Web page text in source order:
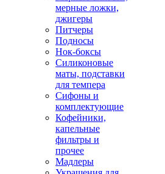
мерные ложки,
джигеры
Питчеры
Подносы
Нок-боксы
Силиконовые
маты, подставки
для темпера
Сифоны и
комплектующие
Кофейники,
капельные
фильтры и
прочее
Мадлеры